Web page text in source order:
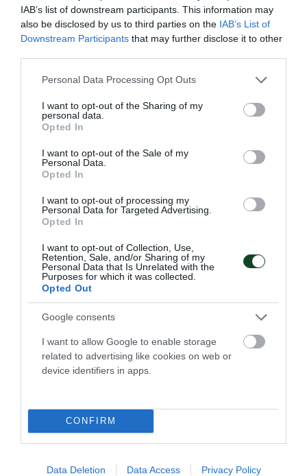
IAB’s list of downstream participants. This information may
also be disclosed by us to third parties on the IAB’s List of
Downstream Participants that may further disclose it to other
Please note that this website/app uses one or more Google
not limited to your visit or usage behaviour. You may click to
grant or deny consent to Google and its third-party tags to
use your data for below specified purposes in below Google
consent section.
Personal Data Processing Opt Outs
I want to opt-out of the Sharing of my
personal data.
Opted In
I want to opt-out of the Sale of my
Personal Data.
Opted In
I want to opt-out of processing my
Personal Data for Targeted Advertising.
Opted In
I want to opt-out of Collection, Use,
Retention, Sale, and/or Sharing of my
Personal Data that Is Unrelated with the
Purposes for which it was collected.
Opted Out
Google consents
I want to allow Google to enable storage
related to advertising like cookies on web or
device identifiers in apps.
CONFIRM
Data Deletion Data Access Privacy Policy
08.08.2026 EΝ ΑΘΗΝΑΙΣ
ΠΑΝΑΘΗΝΑΪΚΟΣ ΑΚΑ∆ΗΜΙΑ
ΓΕΡΜΑΝΙΑΣ
Το μέγεθος του Παναθηναϊκού είναι τεράστιο και έχει
ξεπεράσει προ πολλού τα στενά ελληνικά σύνορα. Είναι
χαρακτηριστικό το γεγονός πως υπάρχουν ομάδες που
και έχουν πάρει την ονομασία του.
08.08.2026 EΝ ΑΘΗΝΑΙΣ